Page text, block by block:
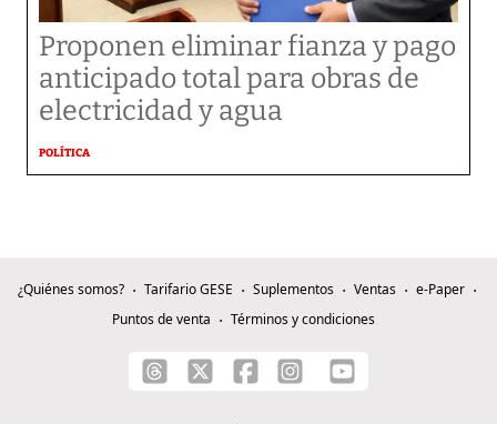
Proponen eliminar fianza y pago
anticipado total para obras de
electricidad y agua
POLÍTICA
¿Quiénes somos? Tarifario GESE Suplementos Ventas
e-Paper
Puntos de venta
Términos y condiciones